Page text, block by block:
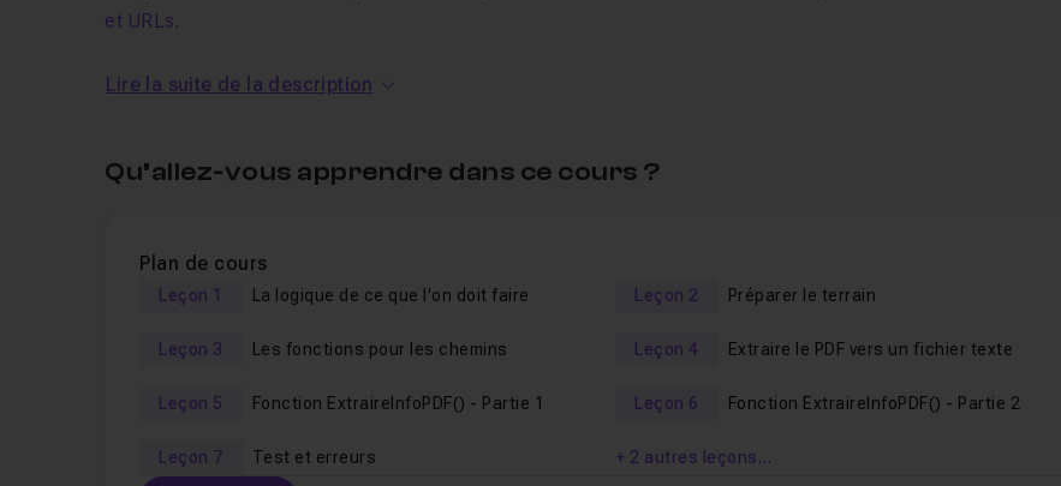
et URLs.
Ce tutoriel s'adresse aux personnes débutantes qui connaissent au moins les notions de base (déclaration de
SI vous avez suivi ma formation VBApour débutant, vous avez très largement les acquis pour comprendre
Je prends le temps nécessaire pour expliquer les choses.
Au programme de ce tuto Extraire des informations d'un PDF en
VBA
Lire la suite de la description
Qu’allez-vous apprendre dans ce cours ?
Plan de cours
Leçon 1 La logique de ce que l'on doit faire Leçon 2 Préparer le terrain
Leçon 3 Les fonctions pour les chemins Leçon 4 Extraire le PDF vers un fichier texte
Leçon 5 Fonction ExtraireInfoPDF() - Partie 1 Leçon 6 Fonction ExtraireInfoPDF() - Partie 2
Leçon 7 Test et erreurs + 2 autres leçons…